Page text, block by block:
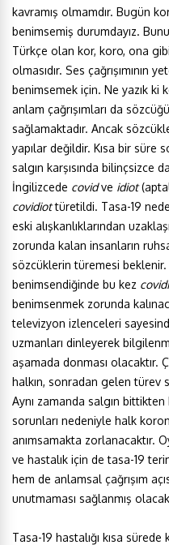
kavramış olmamdır. Bugün
benimsemiş durumdayız.
Türkçe olan kor, koro, ona
olmasıdır. Ses çağrışımının
benimsemek için. Ne yazık
anlam çağrışımları da
sağlamaktadır. Ancak
yapılar değildir. Kısa bir süre
salgın karşısında bilinçsizce
İngilizcede covidve idiot
covidiottüretildi. Tasa-19
eski alışkanlıklarından
zorunda kalan insanların
sözcüklerin türemesi
benimsendiğinde bu kez
benimsenmek zorunda
televizyon izlenceleri
uzmanları dinleyerek
aşamada donması olacaktır.
halkın, sonradan gelen türev
Aynı zamanda salgın bittikten
sorunları nedeniyle halk
anımsamakta zorlanacaktır.
ve hastalık için de tasa-19
hem de anlamsal çağrışım
unutmaması sağlanmış
Tasa-19 hastalığı kısa